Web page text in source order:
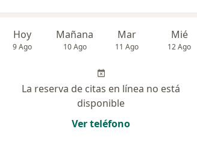
Hoy
9 Ago
Mañana
10 Ago
Mar
11 Ago
Mié
12 Ago
La reserva de citas en línea no está
disponible
Ver teléfono